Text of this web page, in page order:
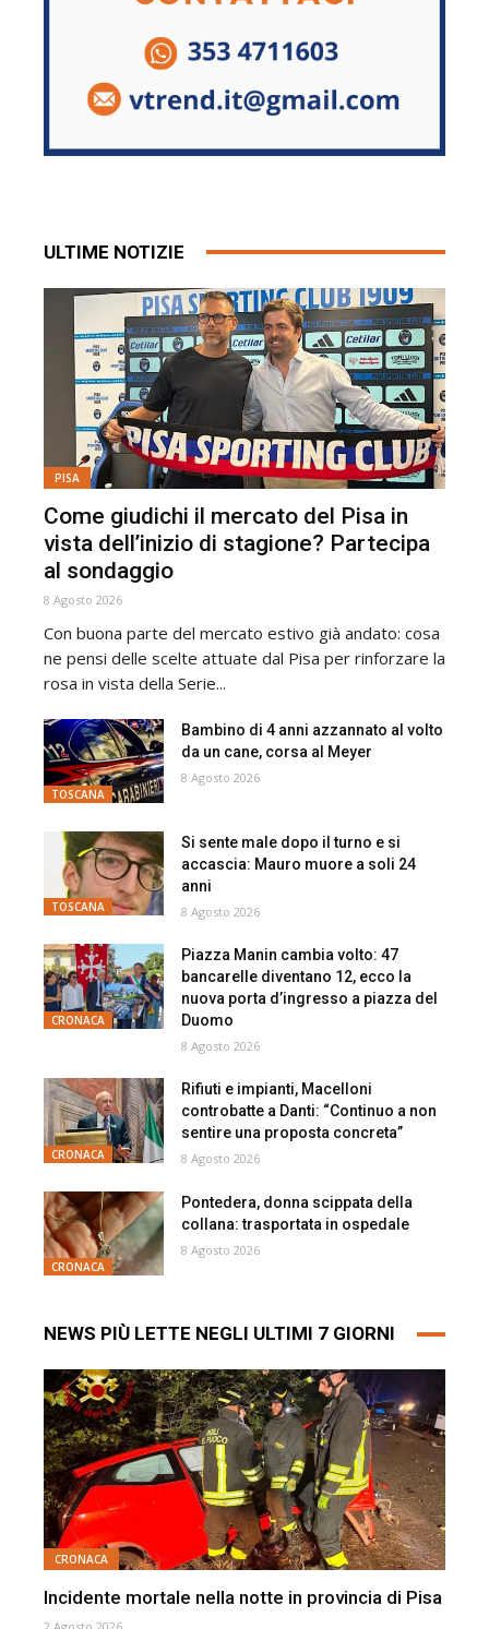
ULTIME NOTIZIE
PISA
Come giudichi il mercato del Pisa in
vista dell’inizio di stagione? Partecipa
al sondaggio
8 Agosto 2026
Con buona parte del mercato estivo già andato: cosa
ne pensi delle scelte attuate dal Pisa per rinforzare la
rosa in vista della Serie...
TOSCANA
Bambino di 4 anni azzannato al volto
da un cane, corsa al Meyer
8 Agosto 2026
TOSCANA
Si sente male dopo il turno e si
accascia: Mauro muore a soli 24
anni
8 Agosto 2026
CRONACA
Piazza Manin cambia volto: 47
bancarelle diventano 12, ecco la
nuova porta d’ingresso a piazza del
Duomo
8 Agosto 2026
CRONACA
Rifiuti e impianti, Macelloni
controbatte a Danti: “Continuo a non
sentire una proposta concreta”
8 Agosto 2026
CRONACA
Pontedera, donna scippata della
collana: trasportata in ospedale
8 Agosto 2026
NEWS PIÙ LETTE NEGLI ULTIMI 7 GIORNI
CRONACA
Incidente mortale nella notte in provincia di Pisa